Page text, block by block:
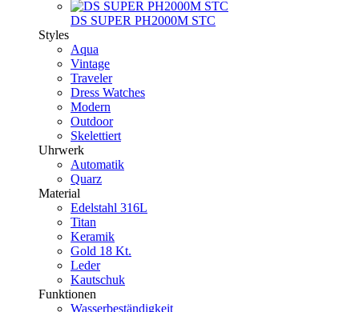
DS SUPER PH2000M STC
Styles
Aqua
Vintage
Traveler
Dress Watches
Modern
Outdoor
Skelettiert
Uhrwerk
Automatik
Quarz
Material
Edelstahl 316L
Titan
Keramik
Gold 18 Kt.
Leder
Kautschuk
Funktionen
Wasserbeständigkeit